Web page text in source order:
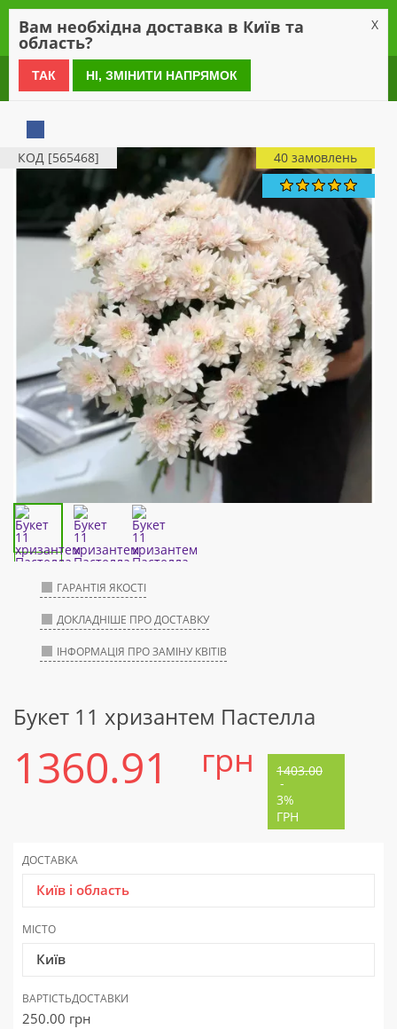
0 800 21 54 55
КОД [565468] 40 замовлень
ГАРАНТІЯ ЯКОСТІ
ДОКЛАДНІШЕ ПРО ДОСТАВКУ
ІНФОРМАЦІЯ ПРО ЗАМІНУ КВІТІВ
Букет 11 хризантем Пастелла
1360.91 грн 1403.00
-
3%
ГРН
ДОСТАВКА
Київ і область
МІСТО
Київ
ВАРТІСТЬДОСТАВКИ
250.00 грн
Вам необхідна доставка в Київ та
область?
X
ТАК НІ, ЗМІНИТИ НАПРЯМОК